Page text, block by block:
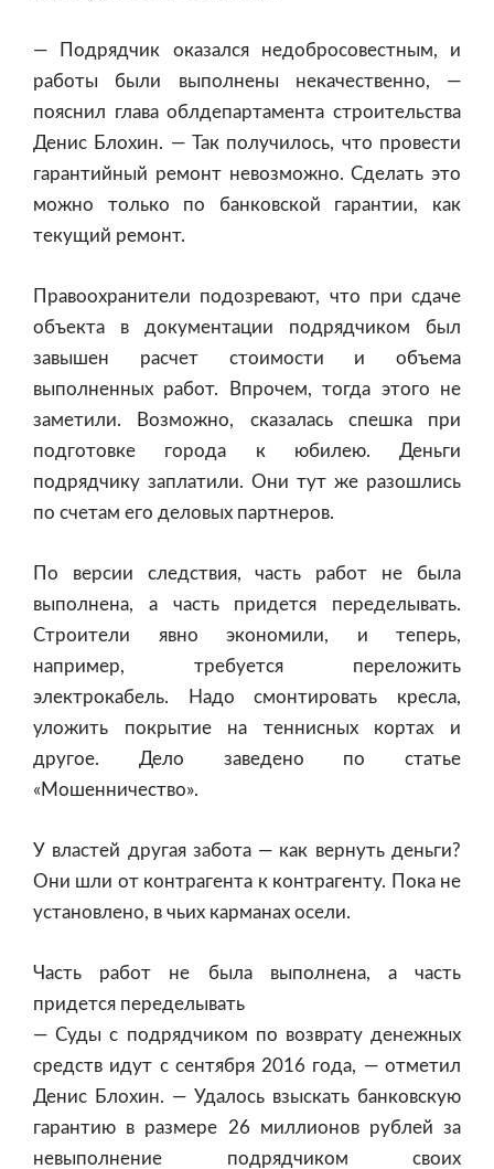
— Подрядчик оказался недобросовестным, и
работы были выполнены некачественно, —
пояснил глава облдепартамента строительства
Денис Блохин. — Так получилось, что провести
гарантийный ремонт невозможно. Сделать это
можно только по банковской гарантии, как
текущий ремонт.
Правоохранители подозревают, что при сдаче
объекта в документации подрядчиком был
завышен расчет стоимости и объема
выполненных работ. Впрочем, тогда этого не
заметили. Возможно, сказалась спешка при
подготовке города к юбилею. Деньги
подрядчику заплатили. Они тут же разошлись
по счетам его деловых партнеров.
По версии следствия, часть работ не была
выполнена, а часть придется переделывать.
Строители явно экономили, и теперь,
например, требуется переложить
электрокабель. Надо смонтировать кресла,
уложить покрытие на теннисных кортах и
другое. Дело заведено по статье
«Мошенничество».
У властей другая забота — как вернуть деньги?
Они шли от контрагента к контрагенту. Пока не
установлено, в чьих карманах осели.
Часть работ не была выполнена, а часть
придется переделывать
— Суды с подрядчиком по возврату денежных
средств идут с сентября 2016 года, — отметил
Денис Блохин. — Удалось взыскать банковскую
гарантию в размере 26 миллионов рублей за
невыполнение подрядчиком своих